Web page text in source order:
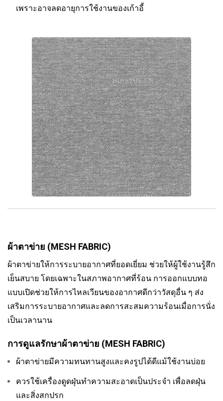
เพราะอาจลดอายุการใช้งานของเก้าอี้
ผ้าตาข่าย (MESH FABRIC)
ผ้าตาข่ายให้การระบายอากาศที่ยอดเยี่ยม ช่วยให้ผู้ใช้งานรู้สึก
เย็นสบาย โดยเฉพาะในสภาพอากาศที่ร้อน การออกแบบทอ
แบบเปิดช่วยให้การไหลเวียนของอากาศดีกว่าวัสดุอื่น ๆ ส่ง
เสริมการระบายอากาศและลดการสะสมความร้อนเมื่อการนั่ง
เป็นเวลานาน
การดูแลรักษาผ้าตาข่าย (MESH FABRIC)
ผ้าตาข่ายมีความทนทานสูงและคงรูปได้ดีแม้ใช้งานบ่อย
ควรใช้เครื่องดูดฝุ่นทำความสะอาดเป็นประจำ เพื่อลดฝุ่น
และสิ่งสกปรก